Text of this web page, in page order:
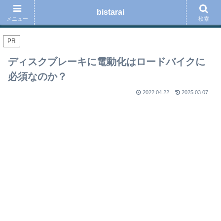
ロードバイク、スポーツ、音楽、読書、ブログ運用の事などを綴る趣味のブロ
PR
ディスクブレーキに電動化はロードバイクに
必須なのか？
2022.04.22 2025.03.07
メニュー
bistarai
検索